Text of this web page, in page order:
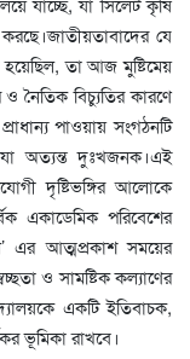
করছে।জাতীয়তাবাদের যে
তা আজ মুষ্টিমেয়
ও নৈতিক বিচ্যুতির কারণে
পাওয়ায় সংগঠনটি
অত্যন্ত দুঃখজনক।এই
দৃষ্টিভঙ্গির আলোকে
একাডেমিক পরিবেশের
এর আত্মপ্রকাশ সময়ের
ও সামষ্টিক কল্যাণের
একটি ইতিবাচক,
ভূমিকা রাখবে।